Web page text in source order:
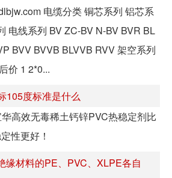
电缆分类 铜芯系列 铝芯系
电线系列 BV ZC-BV N-BV BVR BL
BVV BVVB BLVVB RVV 架空系列
价 1 2*0...
105度标准是什么
高效无毒稀土钙锌PVC热稳定剂比
性更好！
缘材料的PE、PVC、XLPE各自